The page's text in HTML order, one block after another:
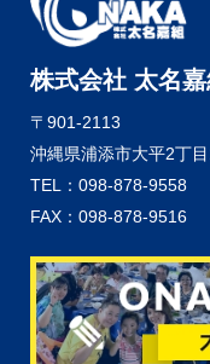
株式会社 太名嘉
〒901-2113
沖縄県浦添市大平2丁
TEL：098-878-9558
FAX：098-878-9516